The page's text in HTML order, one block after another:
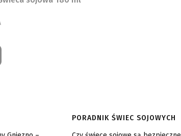
PORADNIK ŚWIEC SOJOWYCH